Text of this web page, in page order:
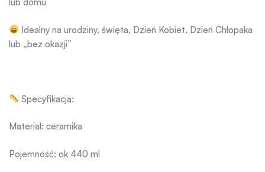
lub domu
Idealny na urodziny, święta, Dzień Kobiet, Dzień Chłopaka
lub „bez okazji”
Specyfikacja:
Materiał: ceramika
Pojemność: ok 440 ml